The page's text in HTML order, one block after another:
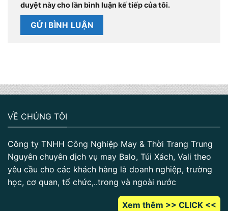
duyệt này cho lần bình luận kế tiếp của tôi.
VỀ CHÚNG TÔI
Công ty TNHH Công Nghiệp May & Thời Trang Trung
Nguyên chuyên dịch vụ may Balo, Túi Xách, Vali theo
yêu cầu cho các khách hàng là doanh nghiệp, trường
học, cơ quan, tổ chức,..trong và ngoài nước
Xem thêm >> CLICK <<